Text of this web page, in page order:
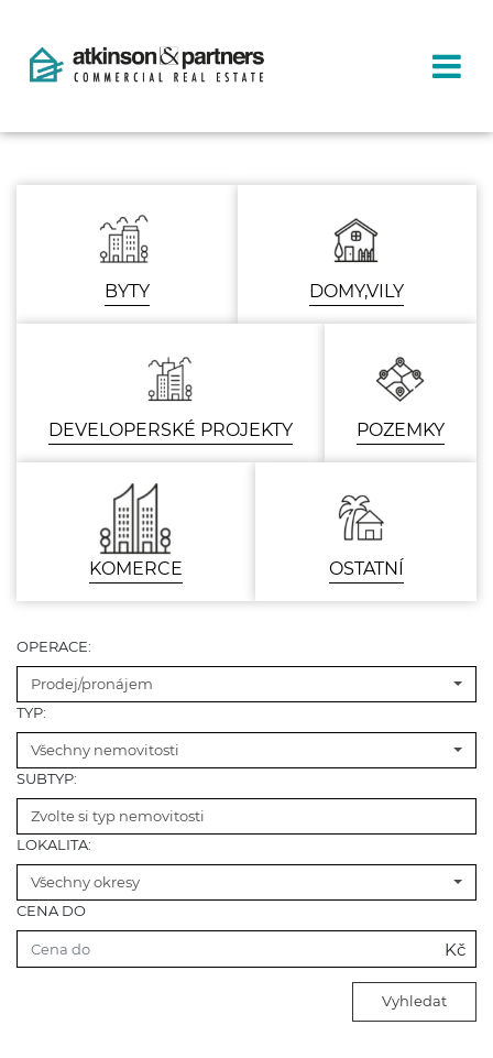
BYTY DOMY,VILY
DEVELOPERSKÉ PROJEKTY POZEMKY
KOMERCE OSTATNÍ
OPERACE:
Prodej/pronájem
TYP:
Všechny nemovitosti
SUBTYP:
Zvolte si typ nemovitosti
LOKALITA:
Všechny okresy
CENA DO
Vyhledat